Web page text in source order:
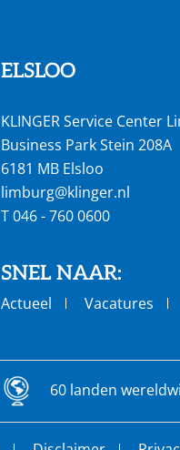
ELSLOO
KLINGER Service Center
Business Park Stein 208A
6181 MB Elsloo
limburg@klinger.nl
T046 - 760 0600
SNEL NAAR:
Actueel Vacatures
60 landen